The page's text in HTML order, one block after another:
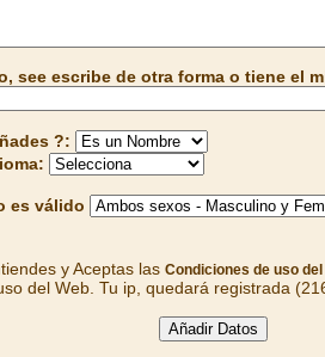
see escribe de otra forma o tiene el
?:
es válido
y Aceptas las Condiciones de uso del
del Web. Tu ip, quedará registrada